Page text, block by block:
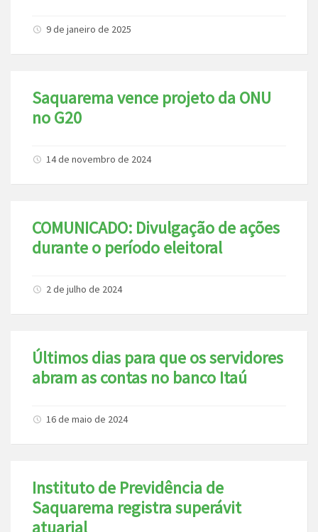
9 de janeiro de 2025
Saquarema vence projeto da ONU
no G20
14 de novembro de 2024
COMUNICADO: Divulgação de ações
durante o período eleitoral
2 de julho de 2024
Últimos dias para que os servidores
abram as contas no banco Itaú
16 de maio de 2024
Instituto de Previdência de
Saquarema registra superávit
atuarial